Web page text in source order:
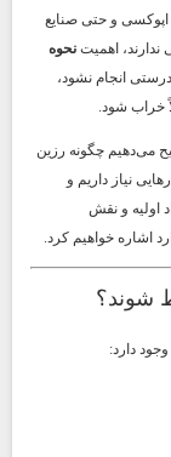
و حتی صنایع
ندارند، اهمیت نحوه
انجام نشود،
خراب شود.
می‌دهیم چگونه رزین
نیاز داریم و
اولیه و نقش
اشاره خواهیم کرد.
شوند؟
دارد: